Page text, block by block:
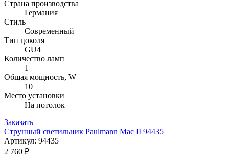
Страна производства
Германия
Стиль
Современный
Тип цоколя
GU4
Количество ламп
1
Общая мощность, W
10
Место установки
На потолок
Заказать
Струнный светильник Paulmann Mac II 94435
Артикул: 94435
2 760 ₽